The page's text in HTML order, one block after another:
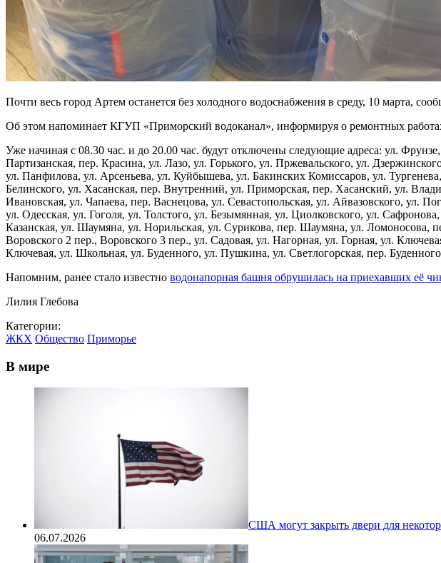
Почти весь город Артем останется без холодного водоснабжения в среду, 10 марта,
Об этом напоминает КГУП «Приморский водоканал», информируя о ремонтных
Уже начиная с 08.30 час. и до 20.00 час. будут отключены следующие адреса: ул.
Партизанская, пер. Красина, ул. Лазо, ул. Горького, ул. Пржевальского, ул.
ул. Панфилова, ул. Арсеньева, ул. Куйбышева, ул. Бакинских Комиссаров, ул.
Белинского, ул. Хасанская, пер. Внутренний, ул. Приморская, пер. Хасанский, ул.
Ивановская, ул. Чапаева, пер. Васнецова, ул. Севастопольская, ул. Айвазовского, ул.
ул. Одесская, ул. Гоголя, ул. Толстого, ул. Безымянная, ул. Циолковского, ул.
Казанская, ул. Шаумяна, ул. Норильская, ул. Сурикова, пер. Шаумяна, ул. Ломоносова,
Воровского 2 пер., Воровского 3 пер., ул. Садовая, ул. Нагорная, ул. Горная, ул.
Ключевая, ул. Школьная, ул. Буденного, ул. Пушкина, ул. Светлогорская, пер.
Напомним, ранее стало известно водонапорная башня обрушилась на приехавших её
Лилия Глебова
Категории:
ЖКХ Общество Приморье
В мире
США могут закрыть двери для
06.07.2026